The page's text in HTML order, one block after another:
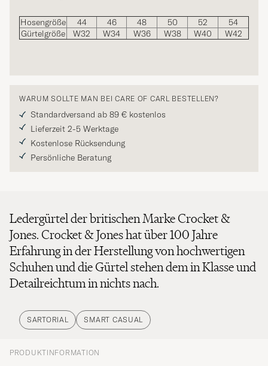
Hosengröße 44 46 48 50 52
54
Gürtelgröße
W32 W34 W36 W38 W40 W42
WARUM SOLLTE MAN BEI CARE OF CARL BESTELLEN?
Standardversand ab 89 € kostenlos
Lieferzeit 2-5 Werktage
Kostenlose Rücksendung
Persönliche Beratung
Ledergürtel der britischen Marke Crocket &
Jones. Crocket & Jones hat über 100 Jahre
Erfahrung in der Herstellung von hochwertigen
Schuhen und die Gürtel stehen dem in Klasse und
Detailreichtum in nichts nach.
SARTORIAL SMART CASUAL
PRODUKTINFORMATION